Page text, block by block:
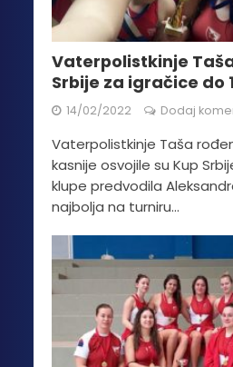
Vaterpolistkinje
Srbije za igračice do
14/02/2022 Dodaj
Vaterpolistkinje Taša
kasnije osvojile su Kup
klupe predvodila
najbolja na turniru...